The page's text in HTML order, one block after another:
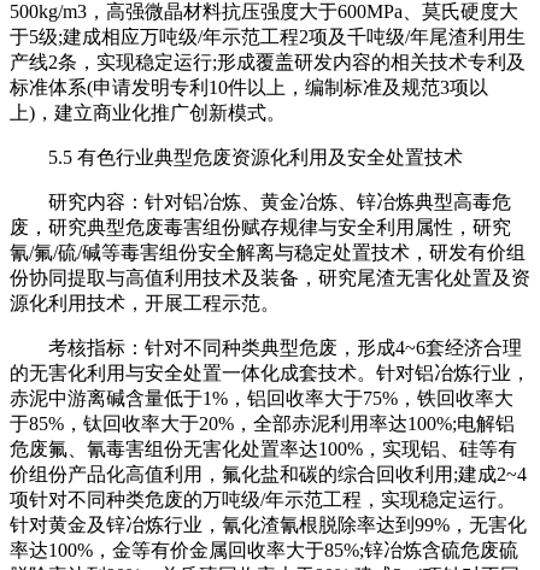
500kg/m3，高强微晶材料抗压强度大于600MPa、莫氏硬度大
于5级;建成相应万吨级/年示范工程2项及千吨级/年尾渣利用生
产线2条，实现稳定运行;形成覆盖研发内容的相关技术专利及
标准体系(申请发明专利10件以上，编制标准及规范3项以
上)，建立商业化推广创新模式。
5.5 有色行业典型危废资源化利用及安全处置技术
研究内容：针对铝冶炼、黄金冶炼、锌冶炼典型高毒危
废，研究典型危废毒害组份赋存规律与安全利用属性，研究
氰/氟/硫/碱等毒害组份安全解离与稳定处置技术，研发有价组
份协同提取与高值利用技术及装备，研究尾渣无害化处置及资
源化利用技术，开展工程示范。
考核指标：针对不同种类典型危废，形成4~6套经济合理
的无害化利用与安全处置一体化成套技术。针对铝冶炼行业，
赤泥中游离碱含量低于1%，铝回收率大于75%，铁回收率大
于85%，钛回收率大于20%，全部赤泥利用率达100%;电解铝
危废氟、氰毒害组份无害化处置率达100%，实现铝、硅等有
价组份产品化高值利用，氟化盐和碳的综合回收利用;建成2~4
项针对不同种类危废的万吨级/年示范工程，实现稳定运行。
针对黄金及锌冶炼行业，氰化渣氰根脱除率达到99%，无害化
率达100%，金等有价金属回收率大于85%;锌冶炼含硫危废硫